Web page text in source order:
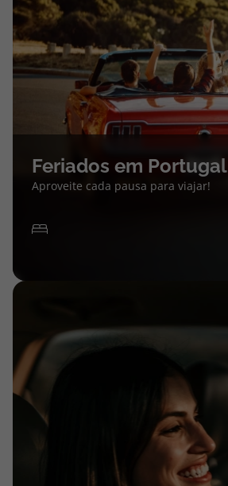
Feriados em Portugal
Aproveite cada pausa para viajar!